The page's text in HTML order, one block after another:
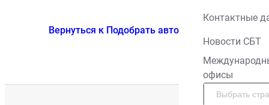
Контактные
Новости СБТ
офисы
Вернуться к Подобрать автомобиль